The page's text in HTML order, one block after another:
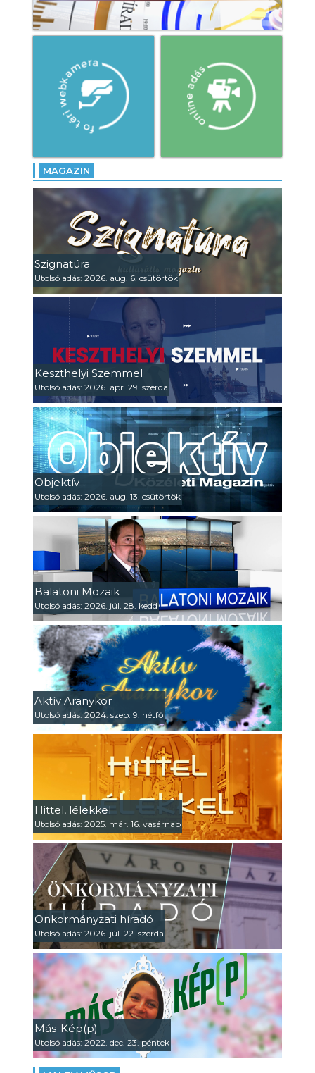
MAGAZIN
Szignatúra
Utolsó adás: 2026. aug. 6. csütörtök
Keszthelyi Szemmel
Utolsó adás: 2026. ápr. 29. szerda
Objektív
Utolsó adás: 2026. aug. 13. csütörtök
Balatoni Mozaik
Utolsó adás: 2026. júl. 28. kedd
Aktív Aranykor
Utolsó adás: 2024. szep. 9. hétfő
Hittel, lélekkel
Utolsó adás: 2025. már. 16. vasárnap
Önkormányzati híradó
Utolsó adás: 2026. júl. 22. szerda
Más-Kép(p)
Utolsó adás: 2022. dec. 23. péntek